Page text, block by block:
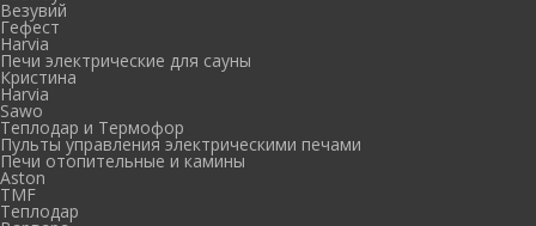
Везувий
Гефест
Harvia
Печи электрические для сауны
Кристина
Harvia
Sawo
Теплодар и Термофор
Пульты управления электрическими печами
Печи отопительные и камины
Aston
TMF
Теплодар